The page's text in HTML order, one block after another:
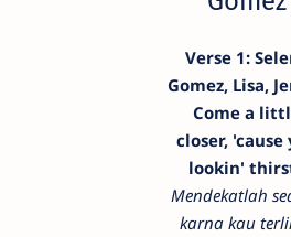
Verse 1:
Gomez, Lisa,
Come a
closer, 'cause
lookin'
Mendekatlah
karna kau